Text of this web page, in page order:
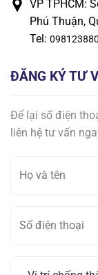
VP TPHCM:
Phú Thuận,
Tel:
ĐĂNG KÝ TƯ
Để lại số điện
liên hệ tư vấn